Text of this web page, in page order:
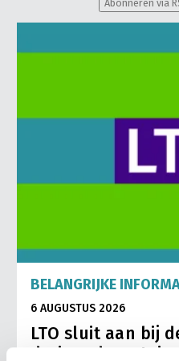
Abonneren via
BELANGRIJKE
6 AUGUSTUS 2026
LTO sluit aan bij
dreigende